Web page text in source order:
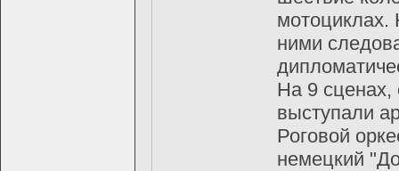
ними
На 9 сценах,
выступали
Роговой
немецкий